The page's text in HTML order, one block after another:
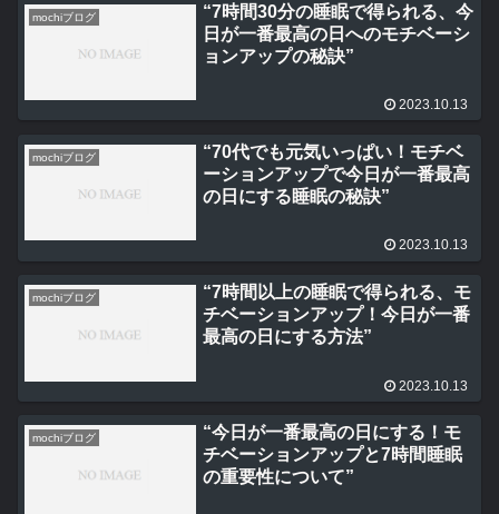
mochiブログ
“7時間30分の睡眠で得られる、今
日が一番最高の日へのモチベーシ
ョンアップの秘訣”
2023.10.13
mochiブログ
“70代でも元気いっぱい！モチベ
ーションアップで今日が一番最高
の日にする睡眠の秘訣”
2023.10.13
mochiブログ
“7時間以上の睡眠で得られる、モ
チベーションアップ！今日が一番
最高の日にする方法”
2023.10.13
mochiブログ
“今日が一番最高の日にする！モ
チベーションアップと7時間睡眠
の重要性について”